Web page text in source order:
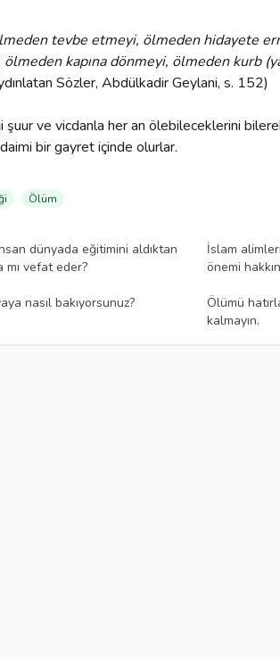
tevbe etmeyi, ölmeden hidayete
kapına dönmeyi, ölmeden kurb
Sözler, Abdülkadir Geylani, s. 152)
ve vicdanla her an ölebileceklerini
bir gayret içinde olurlar.
Ölüm
dünyada eğitimini aldıktan
mı vefat eder?
İslam
önemi
nasıl bakıyorsunuz?
Ölümü
kalmayın.